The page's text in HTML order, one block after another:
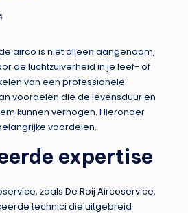
airco is niet alleen aangenaam,
de luchtzuiverheid in je leef- of
van een professionele
voordelen die de levensduur en
kunnen verhogen. Hieronder
voordelen.
expertise
zoals De Roij Aircoservice,
technici die uitgebreid